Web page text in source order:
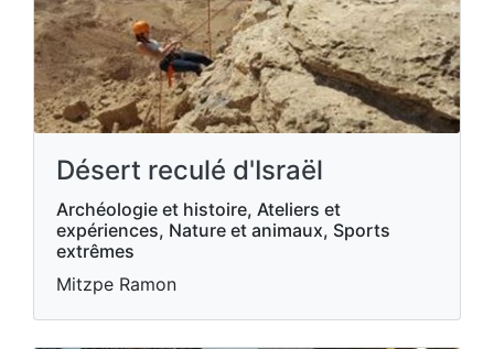
Désert reculé d'Israël
Archéologie et histoire, Ateliers et
expériences, Nature et animaux, Sports
extrêmes
Mitzpe Ramon